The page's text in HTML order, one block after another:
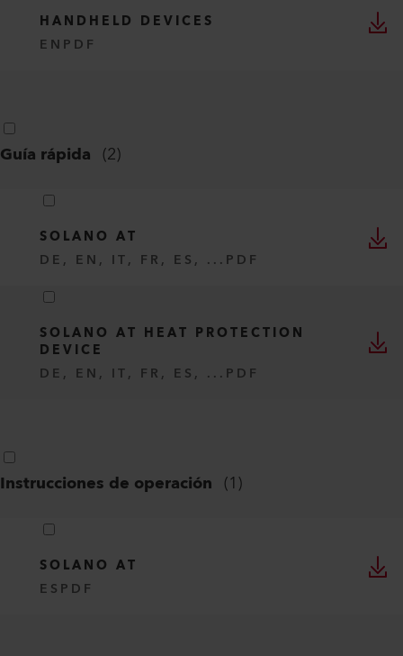
HANDHELD DEVICES
EN PDF
Guía rápida (2)
SOLANO AT
DE, EN, IT, FR, ES, ... PDF
SOLANO AT HEAT PROTECTION
DEVICE
DE, EN, IT, FR, ES, ... PDF
Instrucciones de operación (1)
SOLANO AT
ES PDF